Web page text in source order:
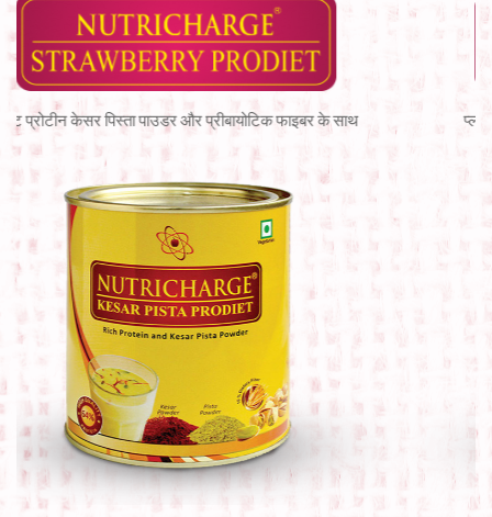
उपयोग करें ताकि सुरक्षा और स्वच्छता बनी रहे।
हर चार घंटे में अपना पैड बदलें, चाहे वह ज्यादा गंदा न हुआ हो।
लंबे समय तक टाइट, नॉन-ब्रीदेबल अंडरवियर, जींस या लेगिंग न
पहनें।
योनि क्षेत्र में कभी भी डियोड्रेंट स्प्रे न करें। यह आपके योनि pH को
बिगाड़ सकता है।
प्लांट प्रोटीन ऑलप्रो पाउडर और प्रीबायोटिक फाइबर के साथ